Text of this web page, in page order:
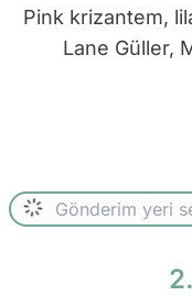
Pink krizantem,
Lane Güller,